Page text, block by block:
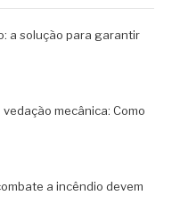
a solução para garantir
mecânica: Como
a incêndio devem